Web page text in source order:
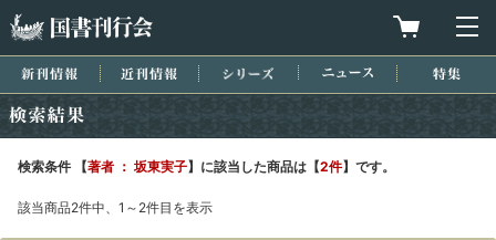
買物カゴを
新刊情報 近刊情報 シリーズ ニュース
検索条件 【著者 ： 坂東実子】に該当した商品は【2件】です。
該当商品2件中、1～2件目を表示